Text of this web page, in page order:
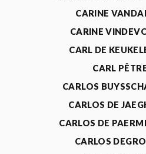
CARINE
CARINE
CARL DE
CARL
CARLOS
CARLOS DE
CARLOS DE
CARLOS